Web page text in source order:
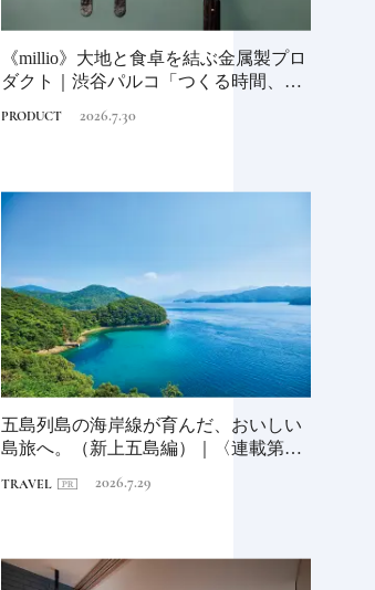
《millio》大地と食卓を結ぶ金属製プロ
ダクト｜渋谷パルコ「つくる時間、食
PRODUCT 2026.7.30
五島列島の海岸線が育んだ、おいしい
島旅へ。（新上五島編）｜〈連載第1
TRAVEL 2026.7.29
都市緑化を目指す、“まち
づくり”最新事例集！①｜
「みどりの価値を世界と
共創・共有」、「複合施
INFORMATION 2025.4.29
MEMU EARTH HOTEL
／メムアースホテル先進
的な建築と十勝の無垢な
る自然を原体験できる一
棟貸しホテル
HOTEL 2021.11.14
万物の根源を示す
れる三柱「天之御
全国唯一の八方除
《寒川神社》｜寒
のパワーは御本殿
あり。
TRAVEL 2023.9.14